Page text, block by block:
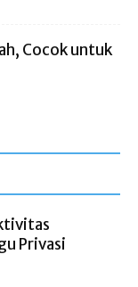
Cocok untuk
Privasi